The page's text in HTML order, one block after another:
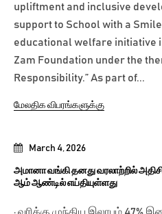
March 4, 2026
அமானா வங்கி தனது வரலாற்றில்
ஆம் ஆண்டில் எய்தியுள்ளது
upliftment and inclusive
support to School with a
educational welfare initiative
Zam Foundation under the
Responsibility.” As part of...
மேலதிக விபரங்களுக்கு